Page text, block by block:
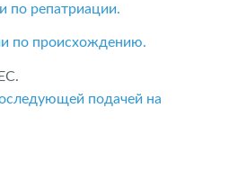
по репатриации.
по происхождению.
подачей на